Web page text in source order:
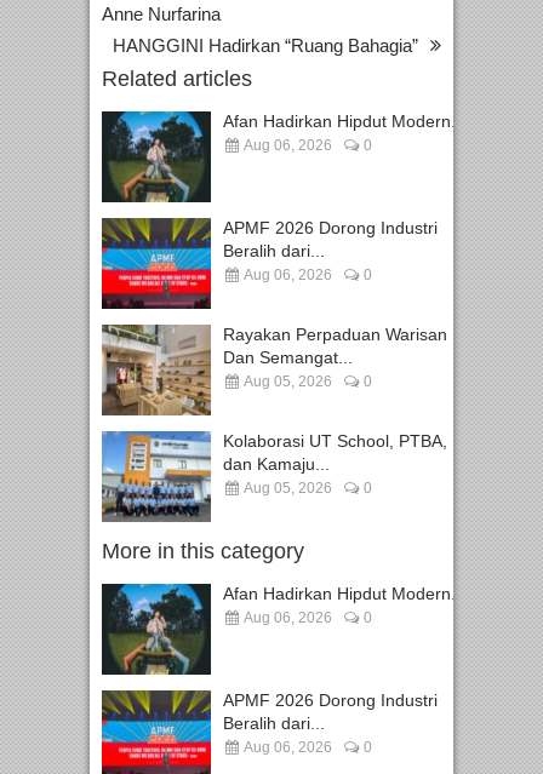
Anne Nurfarina
HANGGINI Hadirkan “Ruang Bahagia”
Related articles
Afan Hadirkan Hipdut Modern...
Aug 06, 2026 0
APMF 2026 Dorong Industri
Beralih dari...
Aug 06, 2026 0
Rayakan Perpaduan Warisan
Dan Semangat...
Aug 05, 2026 0
Kolaborasi UT School, PTBA,
dan Kamaju...
Aug 05, 2026 0
More in this category
Afan Hadirkan Hipdut Modern...
Aug 06, 2026 0
APMF 2026 Dorong Industri
Beralih dari...
Aug 06, 2026 0